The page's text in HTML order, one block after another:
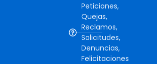
Peticiones,
Quejas,
Reclamos,
Solicitudes,
Denuncias,
Felicitaciones